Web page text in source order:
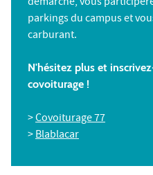
parkings du campus et
carburant.
N'hésitez plus et
covoiturage !
>Covoiturage 77
>Blablacar